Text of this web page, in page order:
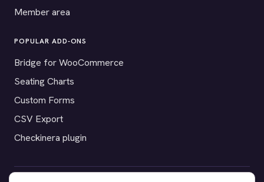
Member area
POPULAR ADD-ONS
Bridge for WooCommerce
Seating Charts
Custom Forms
CSV Export
Checkinera plugin